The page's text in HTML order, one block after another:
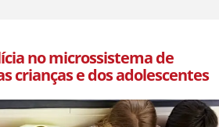
no microssistema de
crianças e dos adolescentes